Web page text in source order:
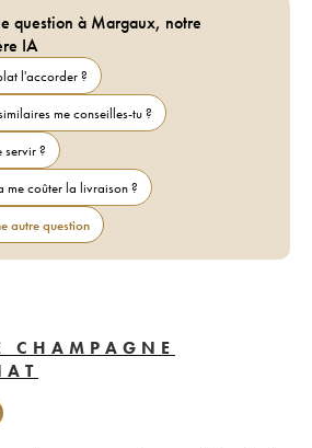
question à Margaux, notre
IA
l'accorder ?
me conseilles-tu ?
servir ?
me coûter la livraison ?
autre question
CHAMPAGNE